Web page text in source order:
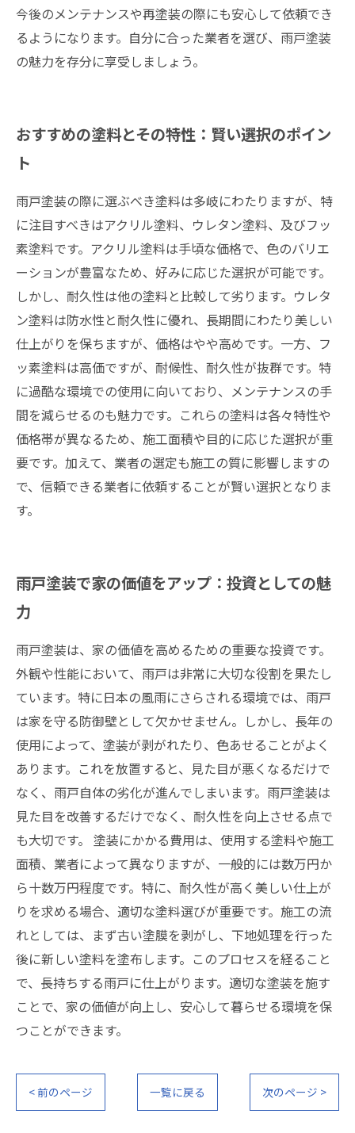
今後のメンテナンスや再塗装の際にも安心して依頼でき
るようになります。自分に合った業者を選び、雨戸塗装
の魅力を存分に享受しましょう。
おすすめの塗料とその特性：賢い選択のポイン
ト
雨戸塗装の際に選ぶべき塗料は多岐にわたりますが、特
に注目すべきはアクリル塗料、ウレタン塗料、及びフッ
素塗料です。アクリル塗料は手頃な価格で、色のバリエ
ーションが豊富なため、好みに応じた選択が可能です。
しかし、耐久性は他の塗料と比較して劣ります。ウレタ
ン塗料は防水性と耐久性に優れ、長期間にわたり美しい
仕上がりを保ちますが、価格はやや高めです。一方、フ
ッ素塗料は高価ですが、耐候性、耐久性が抜群です。特
に過酷な環境での使用に向いており、メンテナンスの手
間を減らせるのも魅力です。これらの塗料は各々特性や
価格帯が異なるため、施工面積や目的に応じた選択が重
要です。加えて、業者の選定も施工の質に影響しますの
で、信頼できる業者に依頼することが賢い選択となりま
す。
雨戸塗装で家の価値をアップ：投資としての魅
力
雨戸塗装は、家の価値を高めるための重要な投資です。
外観や性能において、雨戸は非常に大切な役割を果たし
ています。特に日本の風雨にさらされる環境では、雨戸
は家を守る防御壁として欠かせません。しかし、長年の
使用によって、塗装が剥がれたり、色あせることがよく
あります。これを放置すると、見た目が悪くなるだけで
なく、雨戸自体の劣化が進んでしまいます。雨戸塗装は
見た目を改善するだけでなく、耐久性を向上させる点で
も大切です。 塗装にかかる費用は、使用する塗料や施工
面積、業者によって異なりますが、一般的には数万円か
ら十数万円程度です。特に、耐久性が高く美しい仕上が
りを求める場合、適切な塗料選びが重要です。施工の流
れとしては、まず古い塗膜を剥がし、下地処理を行った
後に新しい塗料を塗布します。このプロセスを経ること
で、長持ちする雨戸に仕上がります。適切な塗装を施す
ことで、家の価値が向上し、安心して暮らせる環境を保
つことができます。
< 前のページ 一覧に戻る 次のページ >